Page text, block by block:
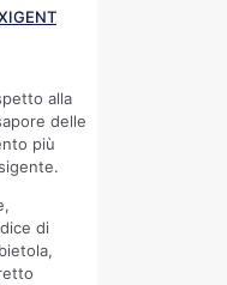
alla
delle
più
di